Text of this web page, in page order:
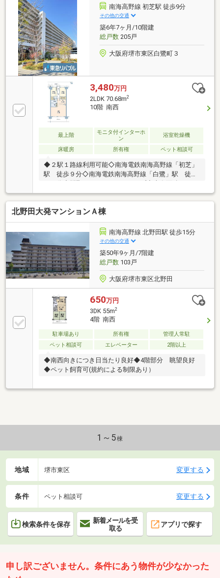
交換可能です。□２階の為、エレベーターを待つ必要
がございません！・ラッシュ時や災害時、忘れ物をし
た際などに時間をとりません。・ゴミ出しも楽々で
す。・駐車場や駐輪場は階段部分と隣接している為、
便利です。是非、お気軽にお問合せください！
南海高野線 初芝駅 徒歩9分
その他の交通
築6年7ヶ月/10階建
総戸数205戸
大阪府堺市東区白鷺町３
3,480万円
2LDK 70.68m2
10階 南西
最上階
モニタ付インターホ
ン
浴室乾燥機
床暖房 所有権 ペット相談可
◆２駅１路線利用可能◇南海電鉄南海高野線「初芝」
駅 徒歩９分◇南海電鉄南海高野線「白鷺」駅 徒歩
１４分◆間取り：２ＬＤ・Ｋタイプ◆専有面積：
70.68m2◆リビングダイニングが17畳ございます◆デ
ィスポ―ザ有り◆ミストサウナ機能付ガス温水浴室暖
房機器有り◆LDに床暖房が2面あり◆電気自動車用の
充電コンセントが3台分あり◆フラットフロア設計◆
物件の詳細および内覧希望のお問合せにつきまして
は、担当：岡本（オカモト）までお願いいたします。
（フリーコール：０１２０－１０９－５８２）
北野田大発マンションＡ棟
南海高野線 北野田駅 徒歩15分
その他の交通
築50年9ヶ月/7階建
総戸数103戸
大阪府堺市東区北野田
650万円
3DK 55m2
4階 南西
駐車場あり 所有権
管理人常駐
ペット相談可
エレベーター 2階以上
◆南西向きにつき日当たり良好◆4階部分 眺望良好
◆ペット飼育可(規約による制限あり）
1～5棟
地域 堺市東区 変更する
条件 ペット相談可 変更する
検索条件を保存
新着メールを受
取る
アプリで探す
申し訳ございません。条件にあう物件が少なかった